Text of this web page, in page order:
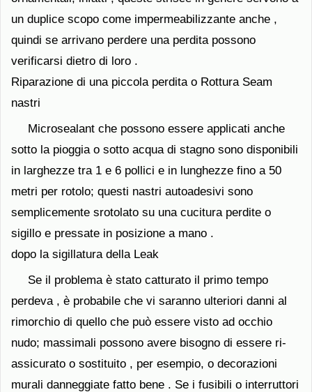
un duplice scopo come impermeabilizzante anche ,
quindi se arrivano perdere una perdita possono
verificarsi dietro di loro .
Riparazione di una piccola perdita o Rottura Seam
nastri
Microsealant che possono essere applicati anche
sotto la pioggia o sotto acqua di stagno sono disponibili
in larghezze tra 1 e 6 pollici e in lunghezze fino a 50
metri per rotolo; questi nastri autoadesivi sono
semplicemente srotolato su una cucitura perdite o
sigillo e pressate in posizione a mano .
dopo la sigillatura della Leak
Se il problema è stato catturato il primo tempo
perdeva , è probabile che vi saranno ulteriori danni al
rimorchio di quello che può essere visto ad occhio
nudo; massimali possono avere bisogno di essere ri-
assicurato o sostituito , per esempio, o decorazioni
murali danneggiate fatto bene . Se i fusibili o interruttori